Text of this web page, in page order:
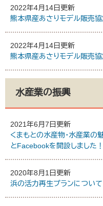
2022年4月14日更新
熊本県産あさりモデル販売
2022年4月14日更新
熊本県産あさりモデル販売
水産業の振興
2021年6月7日更新
くまもとの水産物・水産業
とFacebookを開設しました！
2020年8月1日更新
浜の活力再生プランについて